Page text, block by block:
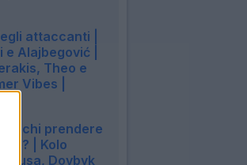
attaccanti |
e Alajbegović |
Theo e
Vibes |
27: chi prendere
| Kolo
Nusa, Dovbyk